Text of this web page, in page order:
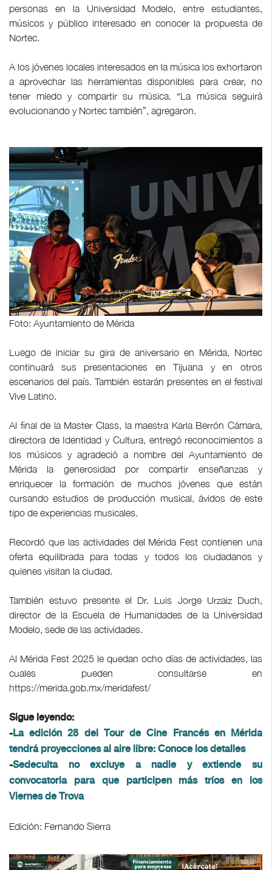
personas en la Universidad Modelo, entre estudiantes,
músicos y público interesado en conocer la propuesta de
Nortec.
A los jóvenes locales interesados en la música los exhortaron
a aprovechar las herramientas disponibles para crear, no
tener miedo y compartir su música. “La música seguirá
evolucionando y Nortec también”, agregaron.
Foto: Ayuntamiento de Mérida
Luego de iniciar su gira de aniversario en Mérida, Nortec
continuará sus presentaciones en Tijuana y en otros
escenarios del país. También estarán presentes en el festival
Vive Latino.
Al final de la Master Class, la maestra Karla Berrón Cámara,
directora de Identidad y Cultura, entregó reconocimientos a
los músicos y agradeció a nombre del Ayuntamiento de
Mérida la generosidad por compartir enseñanzas y
enriquecer la formación de muchos jóvenes que están
cursando estudios de producción musical, ávidos de este
tipo de experiencias musicales.
Recordó que las actividades del Mérida Fest contienen una
oferta equilibrada para todas y todos los ciudadanos y
quienes visitan la ciudad.
También estuvo presente el Dr. Luis Jorge Urzaiz Duch,
director de la Escuela de Humanidades de la Universidad
Modelo, sede de las actividades.
Al Mérida Fest 2025 le quedan ocho días de actividades, las
cuales pueden consultarse en
https://merida.gob.mx/meridafest/
Sigue leyendo:
-La edición 28 del Tour de Cine Francés en Mérida
tendrá proyecciones al aire libre: Conoce los detalles
-Sedeculta no excluye a nadie y extiende su
convocatoria para que participen más tríos en los
Viernes de Trova
Edición: Fernando Sierra